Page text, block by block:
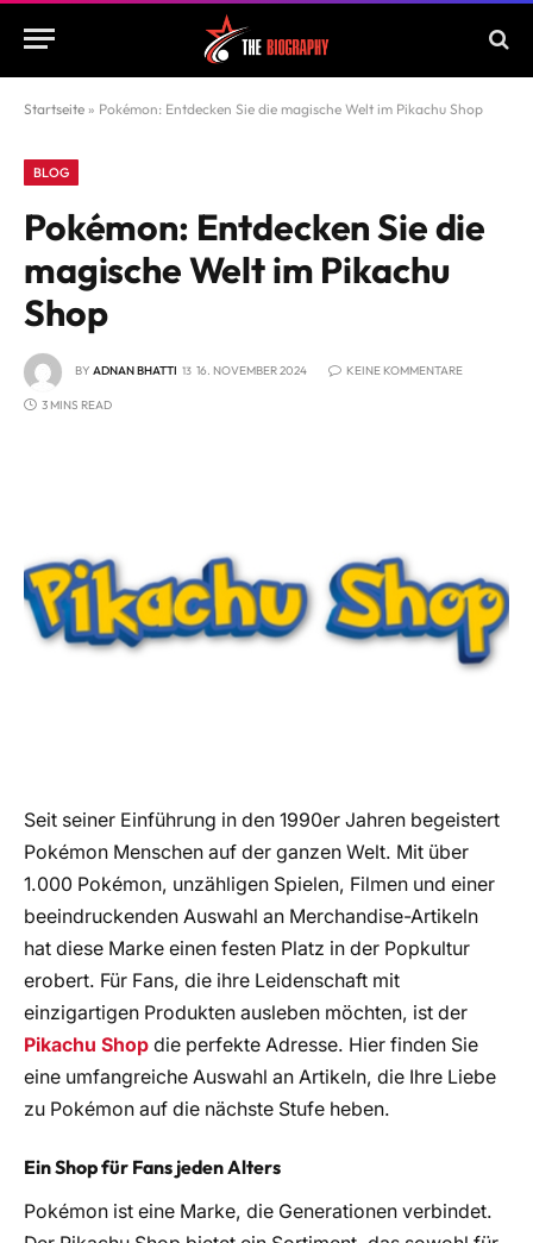
Startseite » Pokémon: Entdecken Sie die magische Welt im Pikachu Shop
BLOG
Pokémon: Entdecken Sie die
magische Welt im Pikachu
Shop
BY ADNAN BHATTI 16. NOVEMBER 2024 KEINE KOMMENTARE
3 MINS READ
Seit seiner Einführung in den 1990er Jahren begeistert
Pokémon Menschen auf der ganzen Welt. Mit über
1.000 Pokémon, unzähligen Spielen, Filmen und einer
beeindruckenden Auswahl an Merchandise-Artikeln
hat diese Marke einen festen Platz in der Popkultur
erobert. Für Fans, die ihre Leidenschaft mit
einzigartigen Produkten ausleben möchten, ist der
Pikachu Shop die perfekte Adresse. Hier finden Sie
eine umfangreiche Auswahl an Artikeln, die Ihre Liebe
zu Pokémon auf die nächste Stufe heben.
Ein Shop für Fans jeden Alters
Pokémon ist eine Marke, die Generationen verbindet.